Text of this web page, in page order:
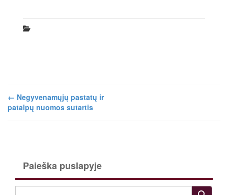
← Negyvenamųjų pastatų ir
patalpų nuomos sutartis
Paieška puslapyje